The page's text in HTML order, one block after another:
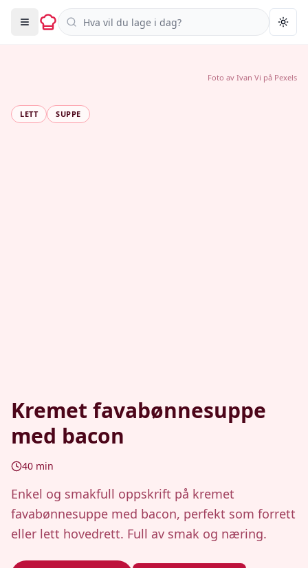
Søk i oppskrifter
LETT SUPPE
Kremet favabønnesuppe
med bacon
40 min
Enkel og smakfull oppskrift på kremet
favabønnesuppe med bacon, perfekt som forrett
eller lett hovedrett. Full av smak og næring.
Foto av Ivan Vi på Pexels